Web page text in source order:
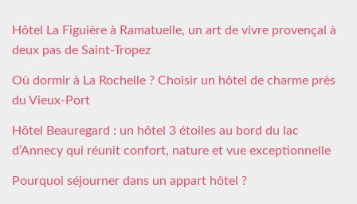
Hôtel La Figuière à Ramatuelle, un art de vivre provençal à
deux pas de Saint-Tropez
Où dormir à La Rochelle ? Choisir un hôtel de charme près
du Vieux-Port
Hôtel Beauregard : un hôtel 3 étoiles au bord du lac
d’Annecy qui réunit confort, nature et vue exceptionnelle
Pourquoi séjourner dans un appart hôtel ?